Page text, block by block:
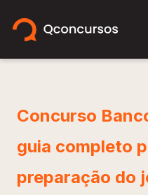
Concurso
guia completo
preparação do